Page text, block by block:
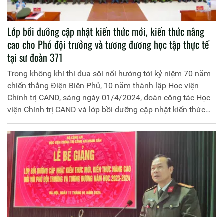
Lớp bồi dưỡng cập nhật kiến thức mới, kiến thức nâng
cao cho Phó đội trưởng và tương đương học tập thực tế
tại sư đoàn 371
Trong không khí thi đua sôi nổi hướng tới kỷ niệm 70 năm
chiến thắng Điện Biên Phủ, 10 năm thành lập Học viện
Chính trị CAND, sáng ngày 01/4/2024, đoàn công tác Học
viện Chính trị CAND và lớp bồi dưỡng cập nhật kiến thức
mới, kiến thức nâng cao cho Phó Đội trưởng và tương
đương, năm học 2023-2024 đã tổ chức tham quan, học tập
kinh nghiệm thực tế tại Sư đoàn Không quân 371, Quân
chủng Phòng không - Không quân.